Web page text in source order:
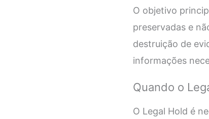
O objetivo
preservadas e
destruição de
informações
Quando o
O Legal Hold é